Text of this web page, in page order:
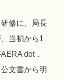
修に、局長
当初から1
dot．
文書から明